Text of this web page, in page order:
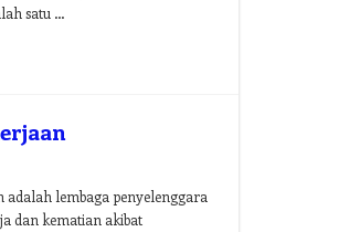
satu …
adalah lembaga penyelenggara
dan kematian akibat